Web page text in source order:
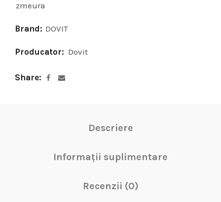
zmeura
Brand: DOVIT
Producator: Dovit
Share
Descriere
Informații suplimentare
Recenzii (0)